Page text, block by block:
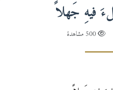
فيهِ جَهلاً
500 مشاهدة